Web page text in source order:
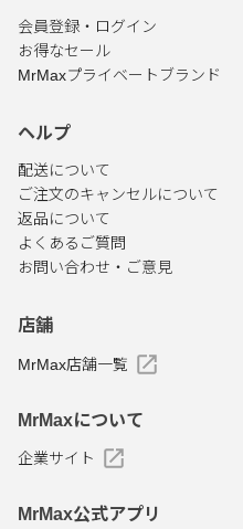
会員登録・ログイン
お得なセール
MrMaxプライベートブランド
ヘルプ
配送について
ご注文のキャンセルについて
返品について
よくあるご質問
お問い合わせ・ご意見
店舗
MrMax店舗一覧
MrMaxについて
企業サイト
MrMax公式アプリ